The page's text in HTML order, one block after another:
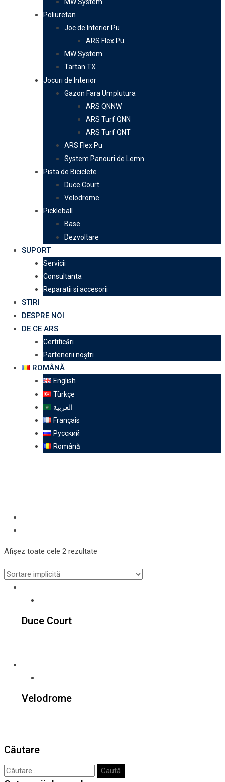
Poliuretan
Joc de Interior Pu
ARS Flex Pu
MW System
Tartan TX
Jocuri de Interior
Gazon Fara Umplutura
ARS QNNW
ARS Turf QNN
ARS Turf QNT
ARS Flex Pu
System Panouri de Lemn
Pista de Biciclete
Duce Court
Velodrome
Pickleball
Base
Dezvoltare
SUPORT
Servicii
Consultanta
Reparatii si accesorii
STIRI
DESPRE NOI
DE CE ARS
Certificări
Partenerii noștri
ROMÂNĂ
English
Türkçe
العربية
Français
Русский
Română
Afișez toate cele 2 rezultate
Duce Court
Velodrome
Căutare
Caută